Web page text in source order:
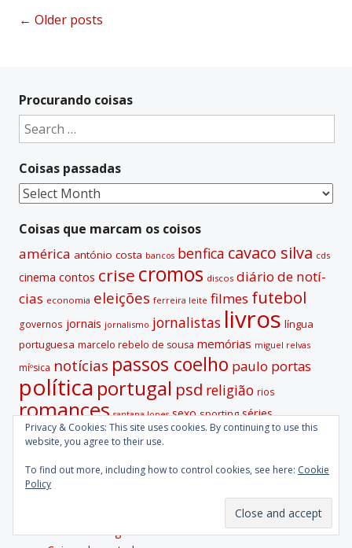
Posts
← Older posts
Procurando coisas
Search
for:
Coisas passadas
Coisas
Coisas que marcam os coisos
américa antónio costa bancos benfica cavaco silva cds
cinema contos crise cromos discos diário de notí­
cias economia eleições ferreira leite filmes futebol
governos jornais jornalismo jornalistas livros lí­ngua
portuguesa marcelo rebelo de sousa memórias miguel relvas
míºsica notí­cias passos coelho paulo portas
polí­tica portugal psd religião rios
romances santana lopes sexo sporting séries
sócrates tejo televisão trump vitor gaspar
A categoria das coisas
Coisas Antigas
Privacy & Cookies: This site uses cookies. By continuing to use this
website, you agree to their use.
To find out more, including how to control cookies, see here: Cookie
Policy